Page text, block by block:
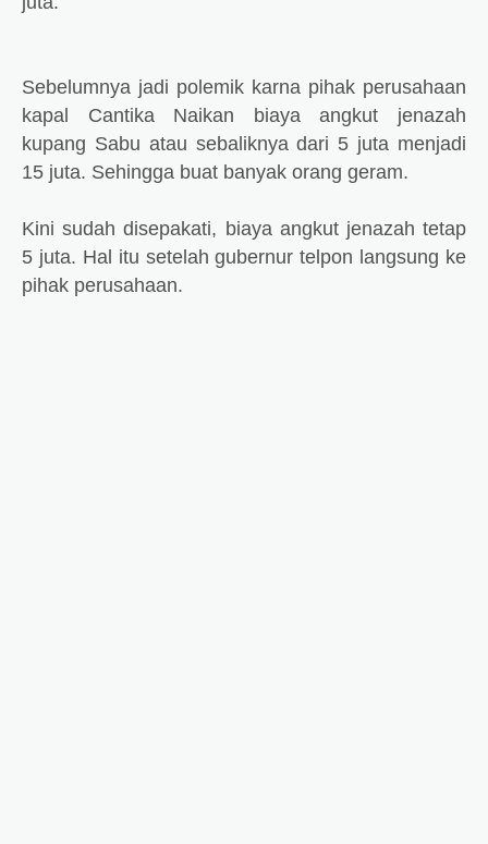
Sebelumnya jadi polemik karna pihak perusahaan
kapal Cantika Naikan biaya angkut jenazah
kupang Sabu atau sebaliknya dari 5 juta menjadi
15 juta. Sehingga buat banyak orang geram.
Kini sudah disepakati, biaya angkut jenazah tetap
5 juta. Hal itu setelah gubernur telpon langsung ke
pihak perusahaan.